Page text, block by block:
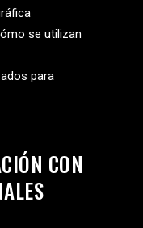
se utilizan
para
CON